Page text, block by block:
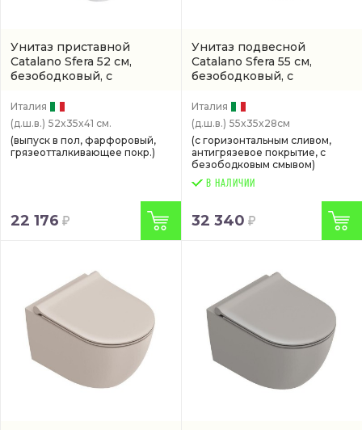
Унитаз приставной
Catalano Sfera 52 см,
безободковый, с
(0512420001)
Италия
(д.ш.в.) 52x35x41 см.
(выпуск в пол, фарфоровый,
грязеотталкивающее покр.)
22 176
Унитаз подвесной
Catalano Sfera 55 см,
безободковый, с
(0511650001)
Италия
(д.ш.в.) 55x35x28см
(с горизонтальным сливом,
антигрязевое покрытие, с
безободковым смывом)
В НАЛИЧИИ
32 340